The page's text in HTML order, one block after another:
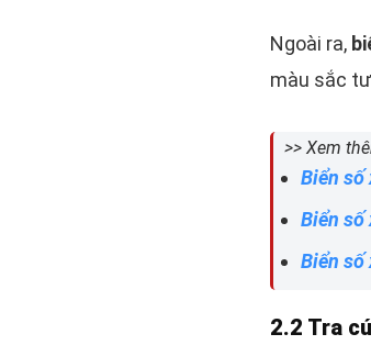
Ngoài ra,
màu sắc
>> Xem
Biển số
Biển số
Biển số
2.2 Tra